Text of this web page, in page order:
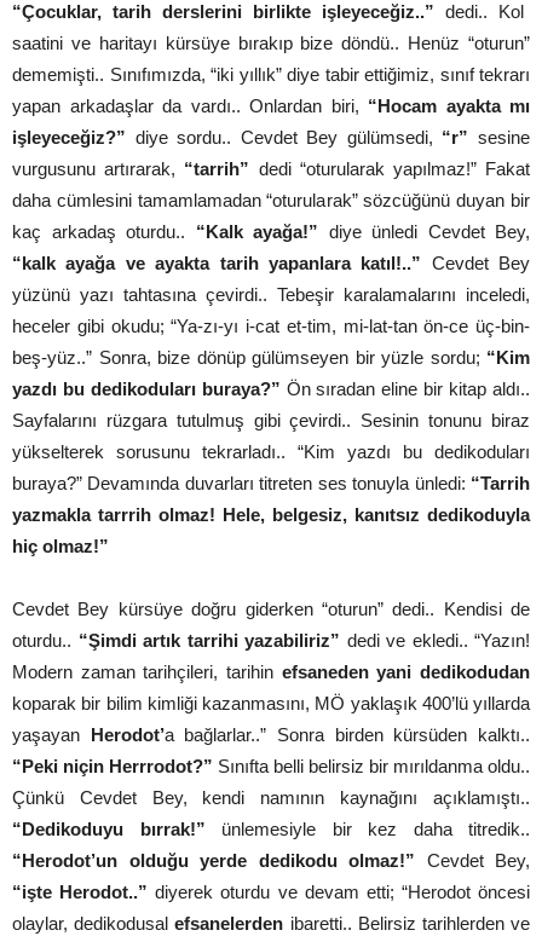
“Çocuklar, tarih derslerini birlikte işleyeceğiz..” dedi.. Kol
saatini ve haritayı kürsüye bırakıp bize döndü.. Henüz “oturun”
dememişti.. Sınıfımızda, “iki yıllık” diye tabir ettiğimiz, sınıf tekrarı
yapan arkadaşlar da vardı.. Onlardan biri, “Hocam ayakta mı
işleyeceğiz?” diye sordu.. Cevdet Bey gülümsedi, “r” sesine
vurgusunu artırarak, “tarrih” dedi “oturularak yapılmaz!” Fakat
daha cümlesini tamamlamadan “oturularak” sözcüğünü duyan bir
kaç arkadaş oturdu.. “Kalk ayağa!” diye ünledi Cevdet Bey,
“kalk ayağa ve ayakta tarih yapanlara katıl!..” Cevdet Bey
yüzünü yazı tahtasına çevirdi.. Tebeşir karalamalarını inceledi,
heceler gibi okudu; “Ya-zı-yı i-cat et-tim, mi-lat-tan ön-ce üç-bin-
beş-yüz..” Sonra, bize dönüp gülümseyen bir yüzle sordu; “Kim
yazdı bu dedikoduları buraya?” Ön sıradan eline bir kitap aldı..
Sayfalarını rüzgara tutulmuş gibi çevirdi.. Sesinin tonunu biraz
yükselterek sorusunu tekrarladı.. “Kim yazdı bu dedikoduları
buraya?” Devamında duvarları titreten ses tonuyla ünledi: “Tarrih
yazmakla tarrrih olmaz! Hele, belgesiz, kanıtsız dedikoduyla
hiç olmaz!”
Cevdet Bey kürsüye doğru giderken “oturun” dedi.. Kendisi de
oturdu.. “Şimdi artık tarrihi yazabiliriz” dedi ve ekledi.. “Yazın!
Modern zaman tarihçileri, tarihin efsaneden yani dedikodudan
koparak bir bilim kimliği kazanmasını, MÖ yaklaşık 400’lü yıllarda
yaşayan Herodot’a bağlarlar..” Sonra birden kürsüden kalktı..
“Peki niçin Herrrodot?” Sınıfta belli belirsiz bir mırıldanma oldu..
Çünkü Cevdet Bey, kendi namının kaynağını açıklamıştı..
“Dedikoduyu bırrak!” ünlemesiyle bir kez daha titredik..
“Herodot’un olduğu yerde dedikodu olmaz!” Cevdet Bey,
“işte Herodot..” diyerek oturdu ve devam etti; “Herodot öncesi
olaylar, dedikodusalefsanelerden ibaretti.. Belirsiz tarihlerden ve